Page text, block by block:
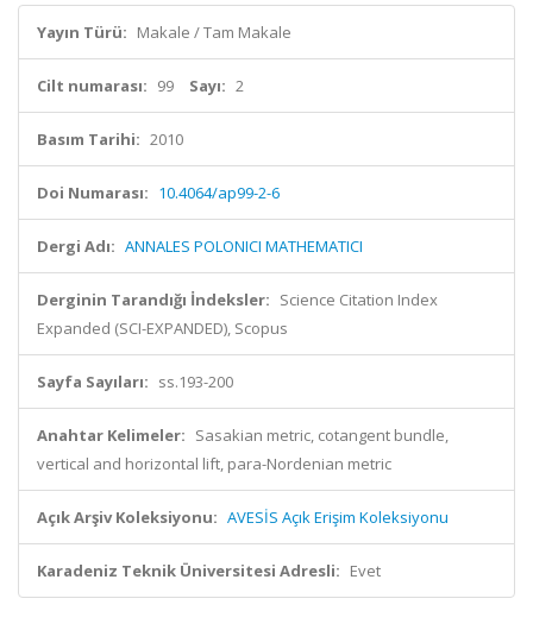
Yayın Türü: Makale / Tam Makale
Cilt numarası: 99 Sayı: 2
Basım Tarihi: 2010
Doi Numarası: 10.4064/ap99-2-6
Dergi Adı: ANNALES POLONICI MATHEMATICI
Derginin Tarandığı İndeksler: Science Citation Index
Expanded (SCI-EXPANDED), Scopus
Sayfa Sayıları: ss.193-200
Anahtar Kelimeler: Sasakian metric, cotangent bundle,
vertical and horizontal lift, para-Nordenian metric
Açık Arşiv Koleksiyonu: AVESİS Açık Erişim Koleksiyonu
Karadeniz Teknik Üniversitesi Adresli: Evet